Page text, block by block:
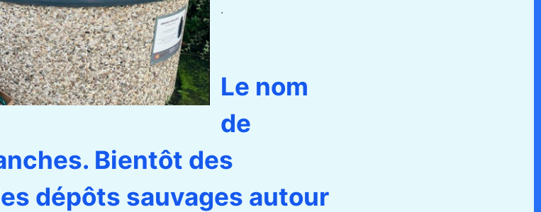
.
Le nom
de
Bientôt des
dépôts sauvages autour